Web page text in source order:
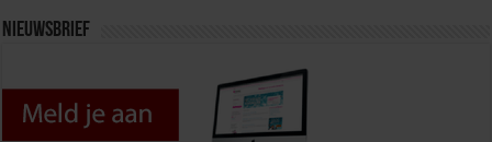
Nieuwsbrief